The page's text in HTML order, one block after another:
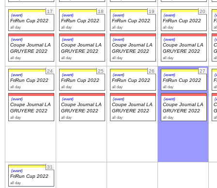
17
(event)
FriRun Cup 2022
all day
(event)
Coupe Journal LA
GRUYERE 2022
all day
18
(event)
FriRun Cup 2022
all day
(event)
Coupe Journal LA
GRUYERE 2022
all day
19
(event)
FriRun Cup 2022
all day
(event)
Coupe Journal LA
GRUYERE 2022
all day
20
(event)
FriRun Cup 2022
all day
(event)
Coupe Journal LA
GRUYERE 2022
all day
24
(event)
FriRun Cup 2022
all day
(event)
Coupe Journal LA
GRUYERE 2022
all day
25
(event)
FriRun Cup 2022
all day
(event)
Coupe Journal LA
GRUYERE 2022
all day
26
(event)
FriRun Cup 2022
all day
(event)
Coupe Journal LA
GRUYERE 2022
all day
27
(event)
FriRun Cup 2022
all day
(event)
Coupe Journal LA
GRUYERE 2022
all day
31
(event)
FriRun Cup 2022
all day